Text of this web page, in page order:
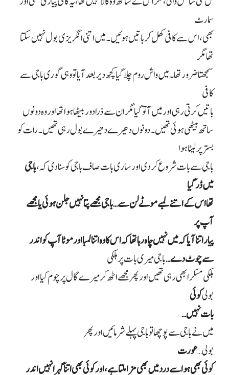
سمارٹ
بھی، اس سے کافی کھل کر باتیں ہوئیں۔ میں اتنی انگریزی بول نہیں سکتا
تھا مگر
سمجھتا ضرور تھا۔ میں واش روم چلا گیا کچھ دیر بعد آیا تو وہی گوری باجی سے
کافی
باتیں کرتی رہی اور میں آ تو گیا مگر ان سے ذرا دور بیٹھا ہوا تھا اور وہ دونوں
ساتھ بیٹھی ہوئی تھیں۔ دونوں دھیرے دھیرے بول رہی تھیں۔ رات کو
بستر پر لیٹا ہوا
باجی سے بات شروع کر دی اور ساری بات صاف باجی کو سنا دی کہ،باجی
میں ڈر گیا
تھا اس کے اتنے لمبے موٹے لن سے… باجی مجھے پتا نہیں جلن ہوئی یا مجھے
آپ پر
پیار اتنا آیا کہ میں نہیں چاہ رہا تھا کہ اس کا وہ اتنا لمبا اور موٹا آپ کو اندر
سے چوٹ دے…باجی میری بات پر ہلکی
ہلکی مسکرا بھی رہی تھیں اور پھر مجھے اٹھ کر میرے گال پر چوم کیا اور
بولیکوئی
بات نہیں…
میں نے باجی سے پوچھا تو باجی پہلے شرمائیں اور پھر
بولی…عورت
کوئی بھی ہو اسے درد میں بھی مزا ملتا ہے، اور کوئی بھی اتنا گہرا نہیں اندر